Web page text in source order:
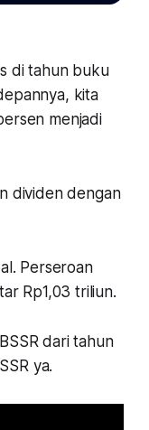
di tahun buku
kita
menjadi
dividen dengan
Perseroan
Rp1,03 triliun.
dari tahun
ya.